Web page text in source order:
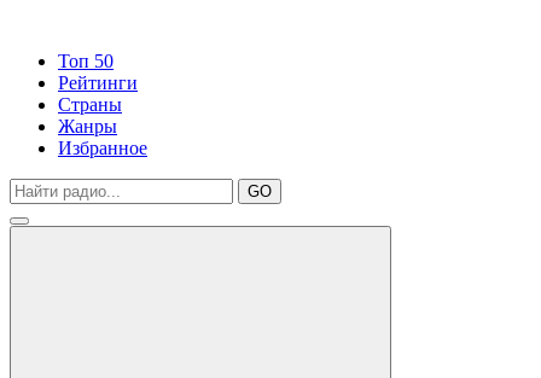
Топ 50
Рейтинги
Страны
Жанры
Избранное
GO